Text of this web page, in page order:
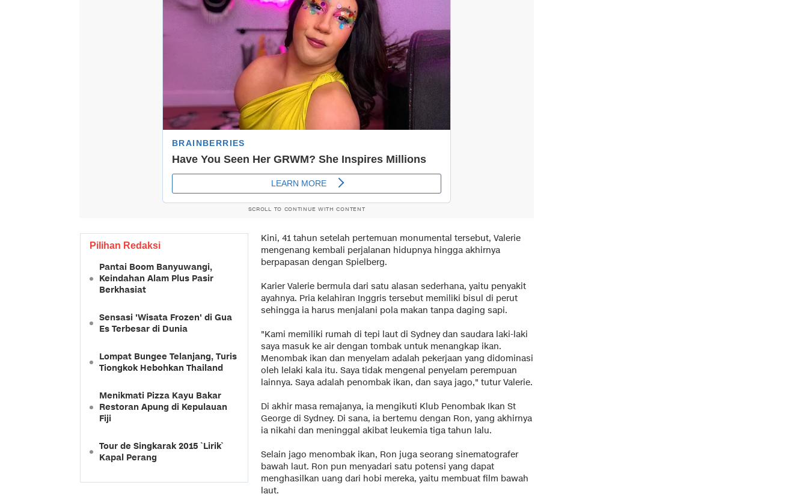
SCROLL TO CONTINUE WITH CONTENT
Pilihan Redaksi
Pantai Boom Banyuwangi,
Keindahan Alam Plus Pasir
Berkhasiat
Sensasi 'Wisata Frozen' di Gua
Es Terbesar di Dunia
Lompat Bungee Telanjang, Turis
Tiongkok Hebohkan Thailand
Menikmati Pizza Kayu Bakar
Restoran Apung di Kepulauan
Fiji
Tour de Singkarak 2015 `Lirik`
Kapal Perang
Kini, 41 tahun setelah pertemuan monumental tersebut, Valerie
mengenang kembali perjalanan hidupnya hingga akhirnya
berpapasan dengan Spielberg.
Karier Valerie bermula dari satu alasan sederhana, yaitu penyakit
ayahnya. Pria kelahiran Inggris tersebut memiliki bisul di perut
sehingga ia harus menjalani pola makan tanpa daging sapi.
"Kami memiliki rumah di tepi laut di Sydney dan saudara laki-laki
saya masuk ke air dengan tombak untuk menangkap ikan.
Menombak ikan dan menyelam adalah pekerjaan yang didominasi
oleh lelaki kala itu. Saya tidak mengenal penyelam perempuan
lainnya. Saya adalah penombak ikan, dan saya jago," tutur Valerie.
Di akhir masa remajanya, ia mengikuti Klub Penombak Ikan St
George di Sydney. Di sana, ia bertemu dengan Ron, yang akhirnya
ia nikahi dan meninggal akibat leukemia tiga tahun lalu.
Selain jago menombak ikan, Ron juga seorang sinematografer
bawah laut. Ron pun menyadari satu potensi yang dapat
menghasilkan uang dari hobi mereka, yaitu membuat film bawah
laut.